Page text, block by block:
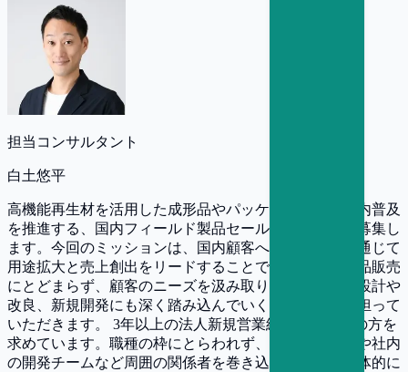
担当コンサルタント
白土悠平
高機能再生材を活用した成形品やパッケージなどの国内普及
を推進する、国内フィールド製品セールスリーダーを募集し
ます。今回のミッションは、国内顧客への提案営業を通じて
用途拡大と売上創出をリードすることです。単なる製品販売
にとどまらず、顧客のニーズを汲み取りながら製品の設計や
改良、新規開発にも深く踏み込んでいく重要な役割を担って
いただきます。 3年以上の法人新規営業経験をお持ちの方を
求めています。職種の枠にとらわれず、加工メーカーや社内
の開発チームなど周囲の関係者を巻き込みながら、主体的に